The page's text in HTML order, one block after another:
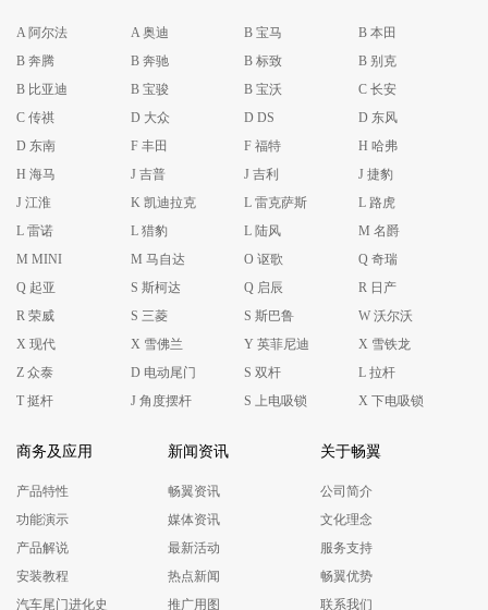
A 阿尔法 A 奥迪 B 宝马
B 本田
B 奔腾
B 奔驰 B 标致
B 别克
B 比亚迪
B 宝骏 B 宝沃
C 长安
C 传祺
D 大众 D DS
D 东风
D 东南
F 丰田 F 福特
H 哈弗
H 海马
J 吉普 J 吉利
J 捷豹
J 江淮
K 凯迪拉克 L 雷克萨斯
L 路虎
L 雷诺
L 猎豹 L 陆风
M 名爵
M MINI
M 马自达 O 讴歌
Q 奇瑞
Q 起亚
S 斯柯达 Q 启辰
R 日产
R 荣威
S 三菱 S 斯巴鲁
W 沃尔沃
X 现代
X 雪佛兰 Y 英菲尼迪
X 雪铁龙
Z 众泰
D 电动尾门 S 双杆
L 拉杆
T 挺杆
J 角度摆杆 S 上电吸锁 X 下电吸锁
商务及应用
产品特性
功能演示
产品解说
安装教程
汽车尾门进化史
新闻资讯
畅翼资讯
媒体资讯
最新活动
热点新闻
推广用图
关于畅翼
公司简介
文化理念
服务支持
畅翼优势
联系我们